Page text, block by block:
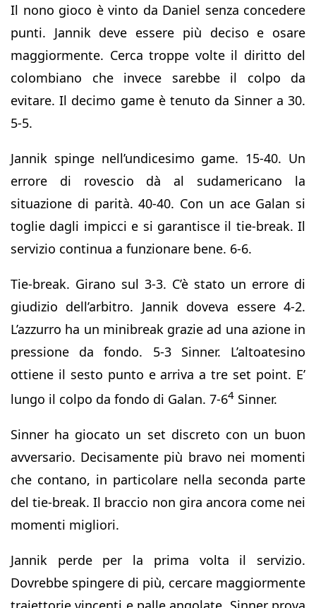
Il nono gioco è vinto da Daniel senza concedere
punti. Jannik deve essere più deciso e osare
maggiormente. Cerca troppe volte il diritto del
colombiano che invece sarebbe il colpo da
evitare. Il decimo game è tenuto da Sinner a 30.
5-5.
Jannik spinge nell’undicesimo game. 15-40. Un
errore di rovescio dà al sudamericano la
situazione di parità. 40-40. Con un ace Galan si
toglie dagli impicci e si garantisce il tie-break. Il
servizio continua a funzionare bene. 6-6.
Tie-break. Girano sul 3-3. C’è stato un errore di
giudizio dell’arbitro. Jannik doveva essere 4-2.
L’azzurro ha un minibreak grazie ad una azione in
pressione da fondo. 5-3 Sinner. L’altoatesino
ottiene il sesto punto e arriva a tre set point. E’
lungo il colpo da fondo di Galan. 7-64 Sinner.
Sinner ha giocato un set discreto con un buon
avversario. Decisamente più bravo nei momenti
che contano, in particolare nella seconda parte
del tie-break. Il braccio non gira ancora come nei
momenti migliori.
Jannik perde per la prima volta il servizio.
Dovrebbe spingere di più, cercare maggiormente